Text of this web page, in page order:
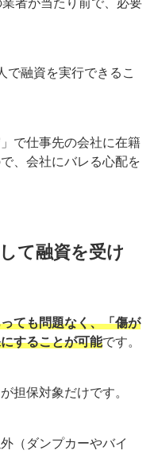
で融資を実行できるこ
で仕事先の会社に在籍
、会社にバレる心配を
て融資を受け
ても問題なく、「傷が
することが可能です。
担保対象だけです。
（ダンプカーやバイ